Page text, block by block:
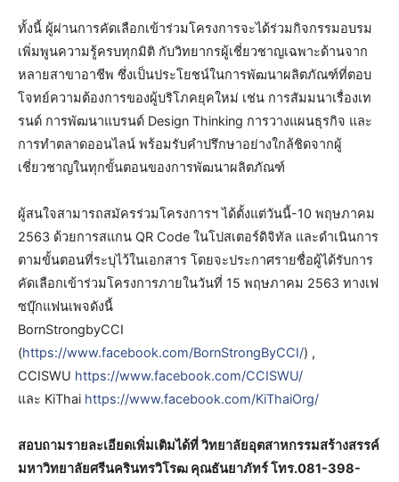
ทั้งนี้ ผู้ผ่านการคัดเลือกเข้าร่วมโครงการจะได้ร่วมกิจกรรมอบรม
เพิ่มพูนความรู้ครบทุกมิติ กับวิทยากรผู้เชี่ยวชาญเฉพาะด้านจาก
หลายสาขาอาชีพ ซึ่งเป็นประโยชน์ในการพัฒนาผลิตภัณฑ์ที่ตอบ
โจทย์ความต้องการของผู้บริโภคยุคใหม่ เช่น การสัมมนาเรื่องเท
รนด์ การพัฒนาแบรนด์ Design Thinking การวางแผนธุรกิจ และ
การทำตลาดออนไลน์ พร้อมรับคำปรึกษาอย่างใกล้ชิดจากผู้
เชี่ยวชาญในทุกขั้นตอนของการพัฒนาผลิตภัณฑ์
ผู้สนใจสามารถสมัครร่วมโครงการฯ ได้ตั้งแต่วันนี้-10 พฤษภาคม
2563 ด้วยการสแกน QR Code ในโปสเตอร์ดิจิทัล และดำเนินการ
ตามขั้นตอนที่ระบุไว้ในเอกสาร โดยจะประกาศรายชื่อผู้ได้รับการ
คัดเลือกเข้าร่วมโครงการภายในวันที่ 15 พฤษภาคม 2563 ทางเฟ
ซบุ๊กแฟนเพจดังนี้
BornStrongbyCCI
(https://www.facebook.com/BornStrongByCCI/) ,
CCISWU https://www.facebook.com/CCISWU/
และ KiThai https://www.facebook.com/KiThaiOrg/
สอบถามรายละเอียดเพิ่มเติมได้ที่ วิทยาลัยอุตสาหกรรมสร้างสรรค์
มหาวิทยาลัยศรีนครินทรวิโรฒ คุณธันยาภัทร์ โทร.081-398-